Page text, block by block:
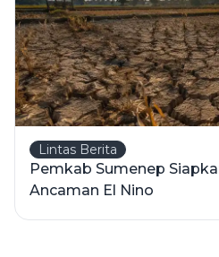
Lintas Berita
Pemkab Sumenep
Ancaman El Nino